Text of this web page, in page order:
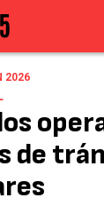
2026
de